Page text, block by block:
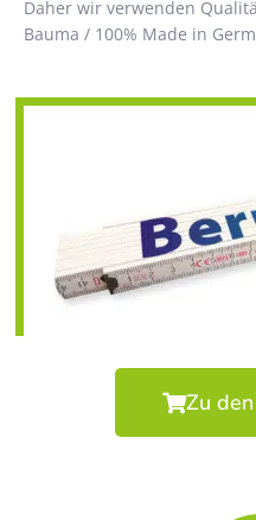
Daher wir verwenden
Bauma / 100% Made in
Zu